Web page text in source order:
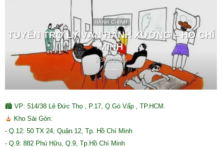
HÀNH CHÍNH
TUYỂN TRỢ LÝ VẬN HÀNH XƯỞNG – HỒ CHÍ
MINH
22/02/2026
🏙 VP: 514/38 Lê Đức Thọ , P.17, Q.Gò Vấp , TP.HCM.
Kho Sài Gòn:
- Q.12: 50 TX 24, Quận 12, Tp. Hồ Chí Minh
- Q.9: 882 Phú Hữu, Q.9, Tp.Hồ Chí Minh